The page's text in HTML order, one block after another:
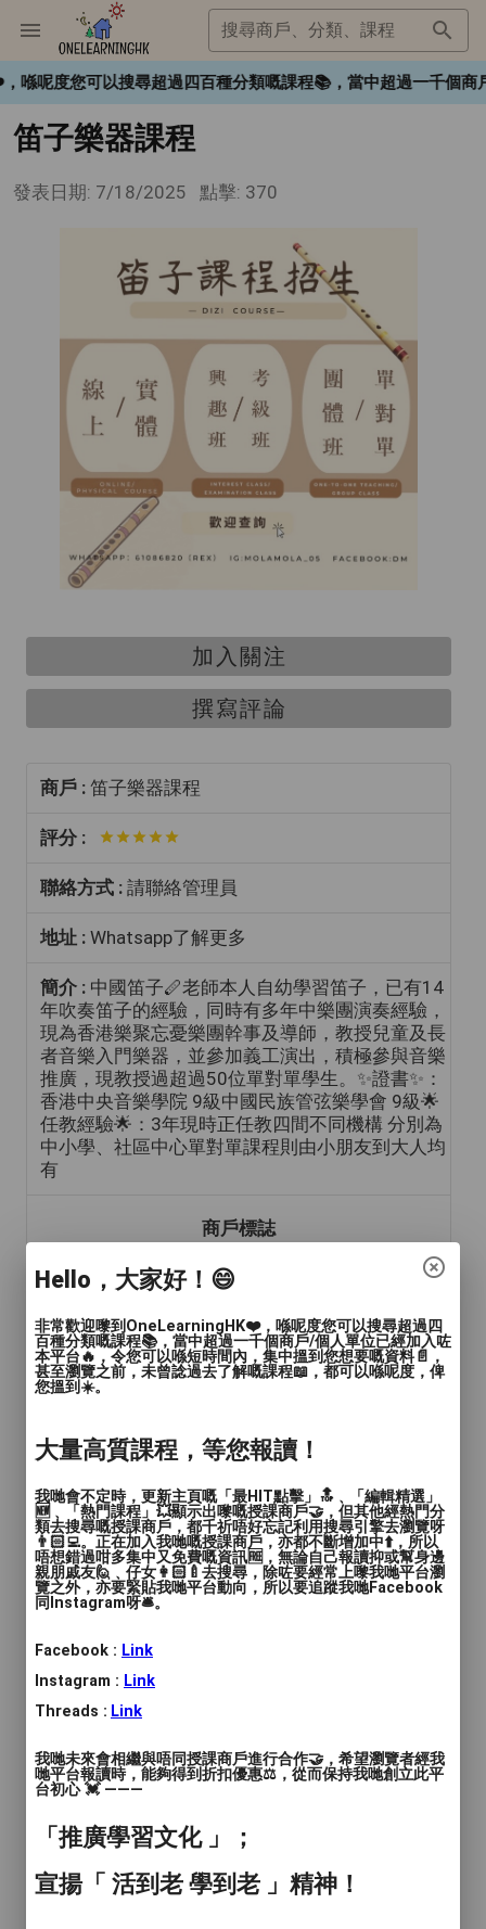
搜尋商戶、分類、課程
呢度您可以搜尋超過四百種分類嘅課程📚，當中超過一千個商
笛子樂器課程
發表日期: 7/18/2025 點擊: 370
加入關注
撰寫評論
商戶 : 笛子樂器課程
評分 :
聯絡方式 : 請聯絡管理員
地址 : Whatsapp了解更多
簡介 : 中國笛子🪈老師本人自幼學習笛子，已有14
年吹奏笛子的經驗，同時有多年中樂團演奏經驗，
現為香港樂聚忘憂樂團幹事及導師，教授兒童及長
者音樂入門樂器，並參加義工演出，積極參與音樂
推廣，現教授過超過50位單對單學生。✨證書✨：
香港中央音樂學院 9級中國民族管弦樂學會 9級🌟
任教經驗🌟：3年現時正任教四間不同機構 分別為
中小學、社區中心單對單課程則由小朋友到大人均
有
商戶標誌
(24-65歲), 長者(65歲或以上)
語言: 廣東話, 普通話, 英文
人數: 1對1, 2至4人, 多於4人
教學模式: 面授, 網授
服務地區: 中西區, 東區, 南區, 灣仔區, 九龍城區, 觀
貢區, 沙田區, 大埔區, 荃灣區, 屯門區, 元朗區, 其他
（彈性或無固定地點）
笛子課程招生
提供線上/面對面課程
Hello，大家好！😄
非常歡迎嚟到OneLearningHK❤️，喺呢度您可以搜尋超過四
百種分類嘅課程📚，當中超過一千個商戶/個人單位已經加入咗
本平台🔥，令您可以喺短時間內，集中搵到您想要嘅資料📄，
甚至瀏覽之前，未曾諗過去了解嘅課程📖，都可以喺呢度，俾
您搵到☀️。
大量高質課程，等您報讀！
我哋會不定時，更新主頁嘅「最HIT點擊」🔝﹑「編輯精選」
🆕﹑「熱門課程」💥顯示出嚟嘅授課商戶🤝，但其他經熱門分
類去搜尋嘅授課商戶，都千祈唔好忘記利用搜尋引擎去瀏覽呀
👨🏻‍💻。正在加入我哋嘅授課商戶，亦都不斷增加中⬆️，所以
唔想錯過咁多集中又免費嘅資訊🆓，無論自己報讀抑或幫身邊
親朋戚友🙋﹑仔女👩🏻‍🍼去搜尋，除咗要經常上嚟我哋平台瀏
覽之外，亦要緊貼我哋平台動向，所以要追蹤我哋Facebook
同Instagram呀🛎️。
Facebook : Link
Instagram : Link
Threads : Link
我哋未來會相繼與唔同授課商戶進行合作🤝，希望瀏覽者經我
哋平台報讀時，能夠得到折扣優惠⚖️，從而保持我哋創立此平
台初心 💓 ———
「推廣學習文化 」；
宣揚「 活到老 學到老 」精神！